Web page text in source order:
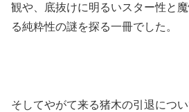
観や、底抜けに明るいスター性と
る純粋性の謎を探る一冊でした。
そしてやがて来る猪木の引退につい